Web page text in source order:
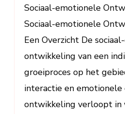
Een
Sociaal-emotionele
Sociaal-emotionele
Een Overzicht De
ontwikkeling van een
groeiproces op het
interactie en emotionele
ontwikkeling verloopt in